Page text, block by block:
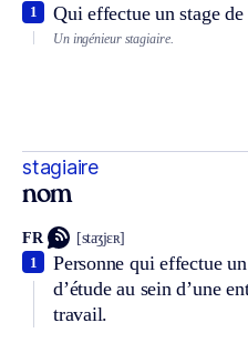
Qui effectue un stage
1
Un ingénieur stagiaire.
stagiaire
nom
FR [staʒjɛʀ]
Personne qui effectue
d’étude au sein d’une
travail.
1